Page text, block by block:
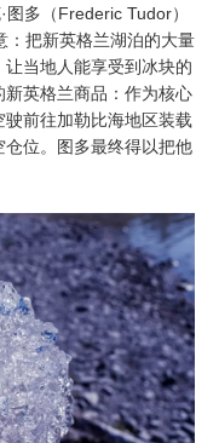
多（Frederic Tudor）
：把新英格兰湖泊的大量
当地人能享受到冰块的
英格兰商品：作为核心
前往加勒比海地区装载
位。图多最终得以把他